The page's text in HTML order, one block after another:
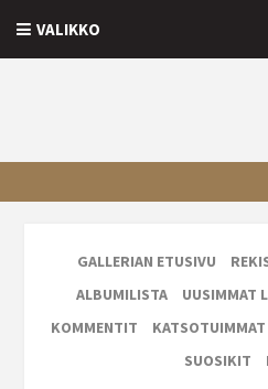
VALIKKO
GALLERIAN ETUSIVU
ALBUMILISTA
UUSIMMAT
KOMMENTIT
KATSOTUIMMAT
SUOSIKIT